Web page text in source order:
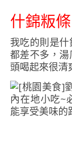
什錦粄條
我吃的則是
都差不多，
頭喝起來很清